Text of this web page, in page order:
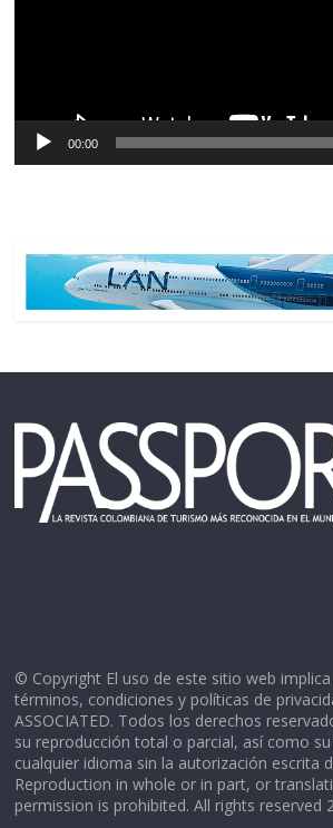
00:00
© Copyright El uso de este sitio web
términos, condiciones y políticas de
ASSOCIATED. Todos los derechos
su reproducción total o parcial, así como
cualquier idioma sin la autorización escrita
Reproduction in whole or in part, or
permission is prohibited. All rights reserved